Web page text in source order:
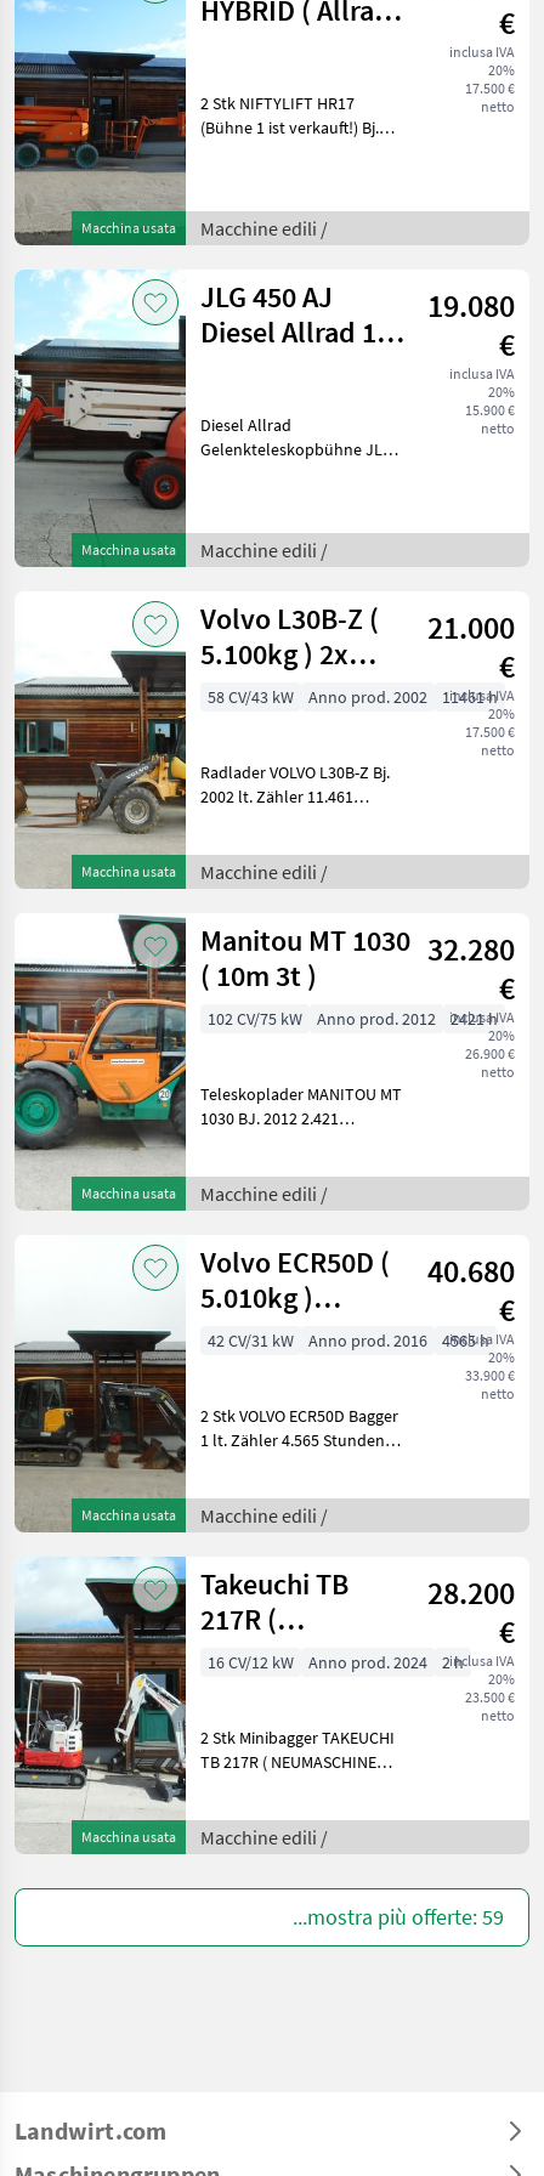
Macchina usata
HYBRID ( Allrad )
€
inclusa IVA
20%
17.500 €
netto
2 Stk NIFTYLIFT HR17
(Bühne 1 ist verkauft!) Bj.
Dieselmotor ) nur 4.950 K
Macchine edili /
Macchina usata
JLG 450 AJ
Diesel Allrad 16
19.080
€
inclusa IVA
20%
15.900 €
netto
Diesel Allrad
Gelenkteleskopbühne JLG
seitliche Reichweite 36, 4
KW Perkins Motor
Macchine edili /
Macchina usata
Volvo L30B-Z (
5.100kg ) 2x
Schaufel + Gabel
21.000
€
inclusa IVA
20%
17.500 €
netto
58 CV/43 kW Anno prod. 2002 11461 h
Radlader VOLVO L30B-Z Bj.
2002 lt. Zähler 11.461
Hubkraft 43 KW Deutz
Motor - incl. Siebschaufel -
Macchine edili /
Macchina usata
Manitou MT 1030
( 10m 3t )
32.280
€
inclusa IVA
20%
26.900 €
netto
102 CV/75 kW Anno prod. 2012 2421 h
Teleskoplader MANITOU MT
1030 BJ. 2012 2.421
Hubkraft 10 Meter Hubhöhe
74, 5 KW Perkins Motor -
Macchine edili /
Macchina usata
Volvo ECR50D (
5.010kg )
POWERTILT +
40.680
€
inclusa IVA
20%
33.900 €
netto
42 CV/31 kW Anno prod. 2016 4565 h
2 Stk VOLVO ECR50D Bagger
1 lt. Zähler 4.565 Stunden (
Stunden 5.010 KG 31, 2 KW -
POWERTILT - hydr.
Macchine edili /
Macchina usata
Takeuchi TB
217R (
NEUMASCHINEN
28.200
€
inclusa IVA
20%
23.500 €
netto
16 CV/12 kW Anno prod. 2024 2 h
2 Stk Minibagger TAKEUCHI
TB 217R ( NEUMASCHINEN )
Hammerleitung - hydr.
Verstellfahrwerk - Canopy (
Schutz
Macchine edili /
...mostra più offerte: 59
Landwirt.com